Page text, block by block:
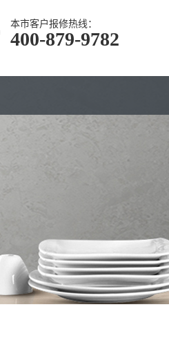
本市客户报修热线：
400-879-9782